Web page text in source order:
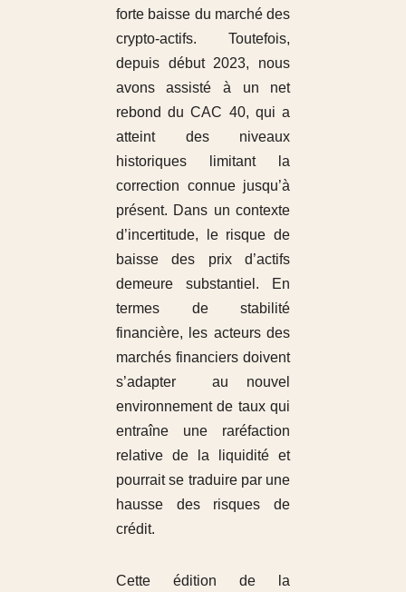
forte baisse du marché des
crypto-actifs. Toutefois,
depuis début 2023, nous
avons assisté à un net
rebond du CAC 40, qui a
atteint des niveaux
historiques limitant la
correction connue jusqu’à
présent. Dans un contexte
d’incertitude, le risque de
baisse des prix d’actifs
demeure substantiel. En
termes de stabilité
financière, les acteurs des
marchés financiers doivent
s’adapter au nouvel
environnement de taux qui
entraîne une raréfaction
relative de la liquidité et
pourrait se traduire par une
hausse des risques de
crédit.
Cette édition de la